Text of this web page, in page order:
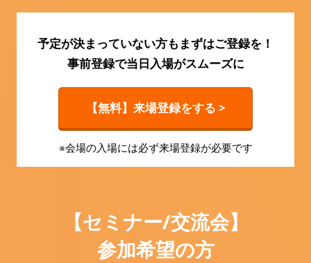
東京ビッグサイト | Tokyo Big Sight
予定が決まっていない方もまずはご登録を！
事前登録で当日入場がスムーズに
【無料】来場登録をする >
※会場の入場には必ず来場登録が必要です
【セミナー/交流会】
参加希望の方